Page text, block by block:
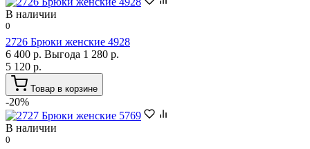
В наличии
0
2726 Брюки женские 4928
6 400 р. Выгода 1 280 р.
5 120 р.
Товар в корзине
-20%
В наличии
0